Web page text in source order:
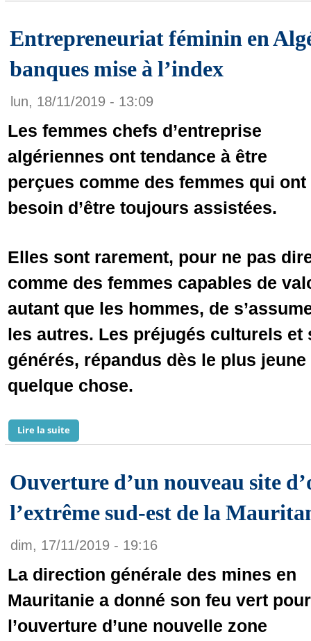
Entrepreneuriat féminin en
banques mise à l’index
lun, 18/11/2019 - 13:09
Les femmes chefs d’entreprise
algériennes ont tendance à être
perçues comme des femmes qui ont
besoin d’être toujours assistées.
Elles sont rarement, pour ne pas
comme des femmes capables de
autant que les hommes, de
les autres. Les préjugés culturels
générés, répandus dès le plus
quelque chose.
Lire la suite
Ouverture d’un nouveau site
l’extrême sud-est de la
dim, 17/11/2019 - 19:16
La direction générale des mines en
Mauritanie a donné son feu vert pour
l’ouverture d’une nouvelle zone